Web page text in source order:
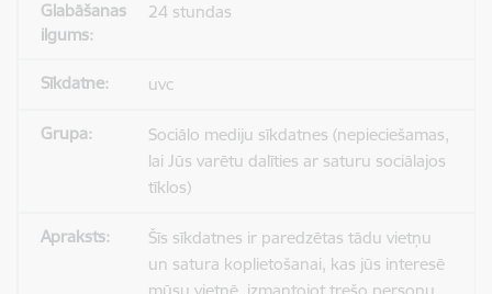
24 stundas
uvc
Sociālo mediju sīkdatnes (nepieciešamas,
lai Jūs varētu dalīties ar saturu sociālajos
tīklos)
Šīs sīkdatnes ir paredzētas tādu vietņu
un satura koplietošanai, kas jūs interesē